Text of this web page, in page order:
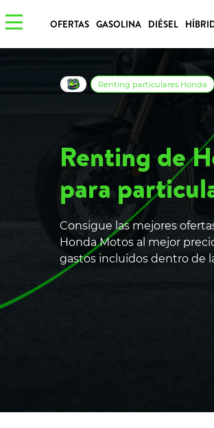
OFERTAS GASOLINA DIÉSEL
Renting de
para
Consigue las mejores
Honda Motos al mejor
gastos incluidos dentro de
Renting particulares Honda